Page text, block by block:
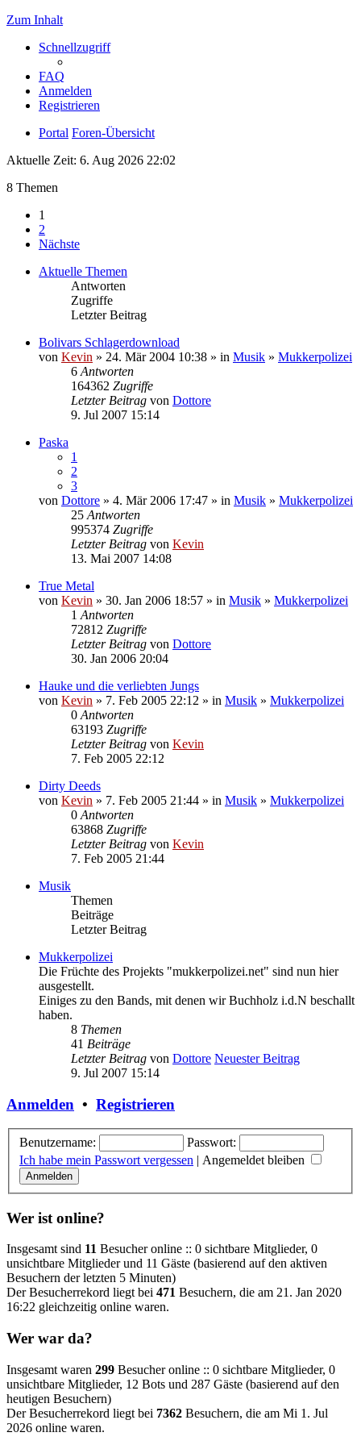
Zum Inhalt
Schnellzugriff
FAQ
Anmelden
Registrieren
Portal Foren-Übersicht
Aktuelle Zeit: 6. Aug 2026 22:02
8 Themen
1
2
Nächste
Aktuelle Themen
Antworten
Zugriffe
Letzter Beitrag
Bolivars Schlagerdownload
von Kevin » 24. Mär 2004 10:38 » in Musik » Mukkerpolizei
6 Antworten
164362 Zugriffe
Letzter Beitrag von Dottore
9. Jul 2007 15:14
Paska
1
2
3
von Dottore » 4. Mär 2006 17:47 » in Musik » Mukkerpolizei
25 Antworten
995374 Zugriffe
Letzter Beitrag von Kevin
13. Mai 2007 14:08
True Metal
von Kevin » 30. Jan 2006 18:57 » in Musik » Mukkerpolizei
1 Antworten
72812 Zugriffe
Letzter Beitrag von Dottore
30. Jan 2006 20:04
Hauke und die verliebten Jungs
von Kevin » 7. Feb 2005 22:12 » in Musik » Mukkerpolizei
0 Antworten
63193 Zugriffe
Letzter Beitrag von Kevin
7. Feb 2005 22:12
Dirty Deeds
von Kevin » 7. Feb 2005 21:44 » in Musik » Mukkerpolizei
0 Antworten
63868 Zugriffe
Letzter Beitrag von Kevin
7. Feb 2005 21:44
Musik
Themen
Beiträge
Letzter Beitrag
Mukkerpolizei
Die Früchte des Projekts "mukkerpolizei.net" sind nun hier
ausgestellt.
Einiges zu den Bands, mit denen wir Buchholz i.d.N beschallt
haben.
8 Themen
41 Beiträge
Letzter Beitrag von Dottore Neuester Beitrag
9. Jul 2007 15:14
Anmelden • Registrieren
Benutzername:
Passwort:
Ich habe mein Passwort vergessen | Angemeldet bleiben
Wer ist online?
Insgesamt sind 11 Besucher online :: 0 sichtbare Mitglieder, 0
unsichtbare Mitglieder und 11 Gäste (basierend auf den aktiven
Besuchern der letzten 5 Minuten)
Der Besucherrekord liegt bei 471 Besuchern, die am 21. Jan 2020
16:22 gleichzeitig online waren.
Wer war da?
Insgesamt waren 299 Besucher online :: 0 sichtbare Mitglieder, 0
unsichtbare Mitglieder, 12 Bots und 287 Gäste (basierend auf den
heutigen Besuchern)
Der Besucherrekord liegt bei 7362 Besuchern, die am Mi 1. Jul
2026 online waren.